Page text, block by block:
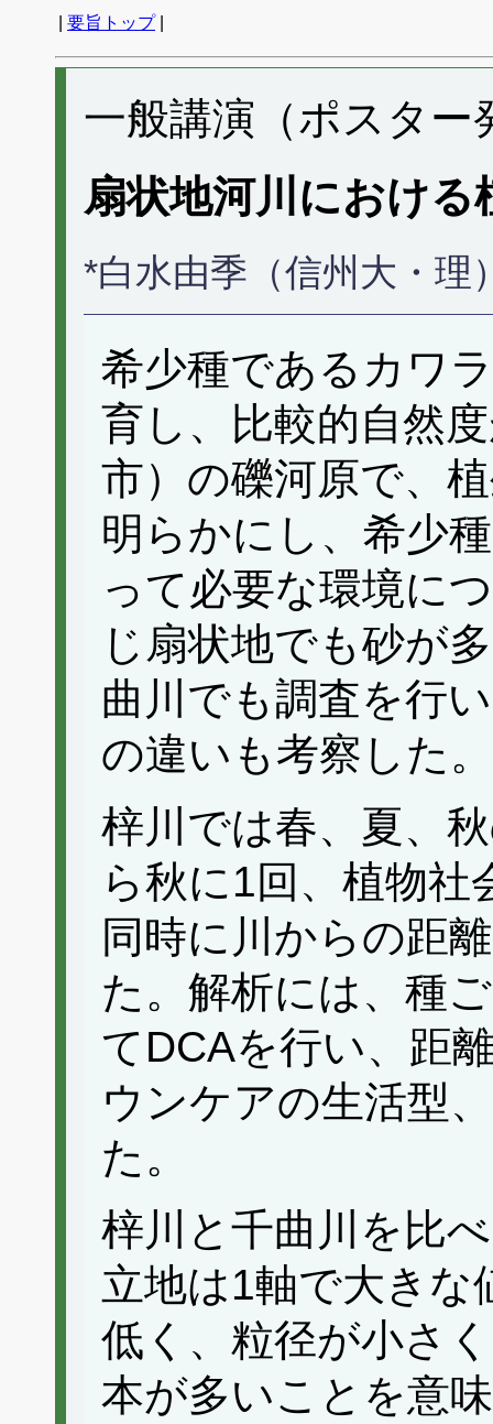
要旨トップ|
一般講演（ポスター
扇状地河川における
*白水由季（信州大・理
希少種であるカワ
育し、比較的自然
市）の礫河原で、
明らかにし、希少
って必要な環境に
じ扇状地でも砂が
曲川でも調査を行
の違いも考察した。
梓川では春、夏、
ら秋に1回、植物社
同時に川からの距
た。解析には、種
てDCAを行い、距
ウンケアの生活型
た。
梓川と千曲川を比
立地は1軸で大きな
低く、粒径が小さ
本が多いことを意